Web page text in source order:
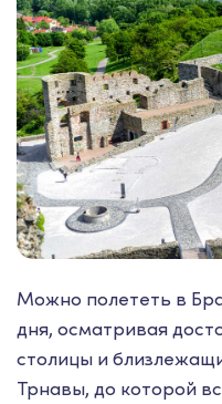
Можно полететь в
дня, осматривая
столицы и
Трнавы, до которой